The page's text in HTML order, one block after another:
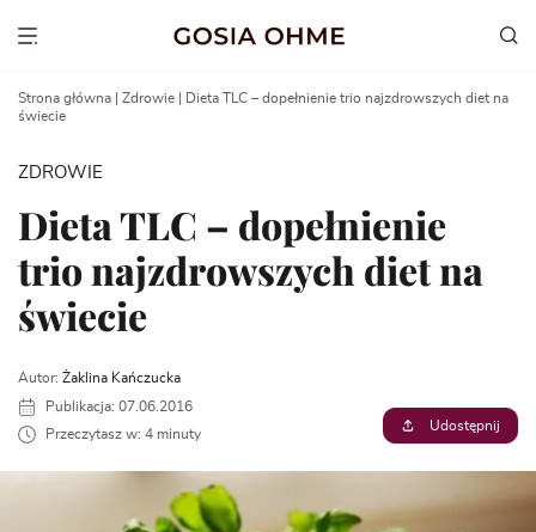
Show menu
Strona główna Zdrowie
Dieta TLC – dopełnienie trio najzdrowszych diet na
świecie
ZDROWIE
Dieta TLC – dopełnienie
trio najzdrowszych diet na
świecie
Autor: Żaklina Kańczucka
Publikacja: 07.06.2016
Przeczytasz w: 4 minuty
Udostępnij